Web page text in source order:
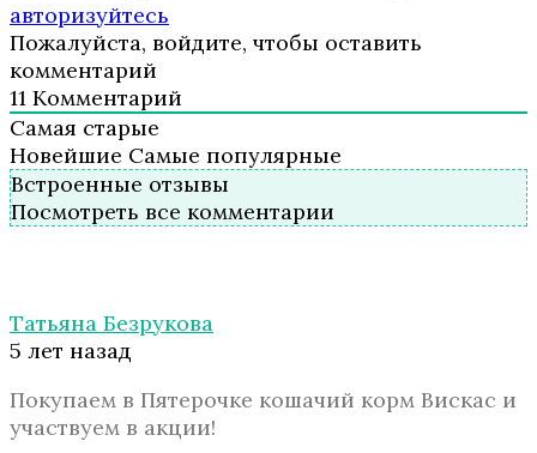
авторизуйтесь
Пожалуйста, войдите, чтобы оставить
комментарий
11 Комментарий
Самая старые
Новейшие Самые популярные
Встроенные отзывы
Посмотреть все комментарии
Татьяна Безрукова
5 лет назад
Покупаем в Пятерочке кошачий корм Вискас и
участвуем в акции!